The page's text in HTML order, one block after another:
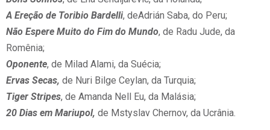
A Ereção de Toribio Bardelli, deAdrián Saba, do Peru;
Não Espere Muito do Fim do Mundo, de Radu Jude, da
Romênia;
Oponente, de Milad Alami, da Suécia;
Ervas Secas, de Nuri Bilge Ceylan, da Turquia;
Tiger Stripes, de Amanda Nell Eu, da Malásia;
20 Dias em Mariupol, de Mstyslav Chernov, da Ucrânia.